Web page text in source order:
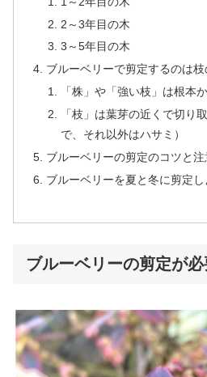
2～3年目の木
3～5年目の木
ブルーベリーで剪定するのは枝
「株」や「強い枝」は根本
「枝」は葉芽の近くで切り
で、それ以外はハサミ）
ブルーベリーの剪定のコツと注
ブルーベリーを夏と冬に剪定し
ブルーベリーの剪定が